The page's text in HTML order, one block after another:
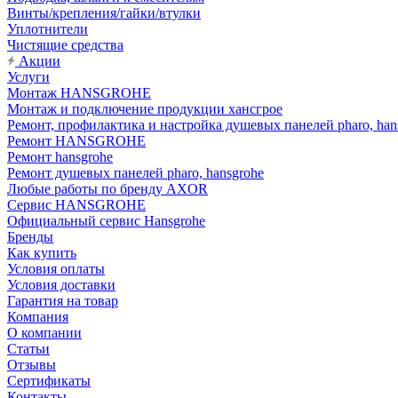
Винты/крепления/гайки/втулки
Уплотнители
Чистящие средства
Акции
Услуги
Монтаж HANSGROHE
Монтаж и подключение продукции хансгрое
Ремонт, профилактика и настройка душевых панелей pharo,
Ремонт HANSGROHE
Ремонт hansgrohe
Ремонт душевых панелей pharo, hansgrohe
Любые работы по бренду AXOR
Сервис HANSGROHE
Официальный сервис Hansgrohe
Бренды
Как купить
Условия оплаты
Условия доставки
Гарантия на товар
Компания
О компании
Статьи
Отзывы
Сертификаты